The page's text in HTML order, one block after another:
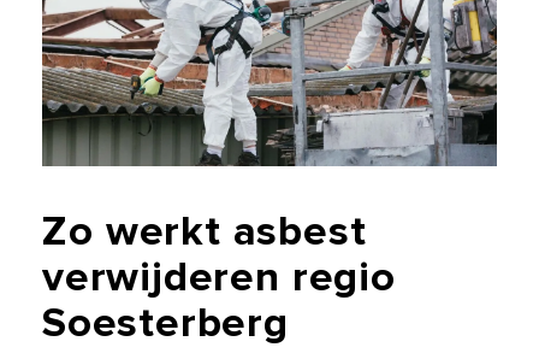
Zo werkt asbest
verwijderen regio
Soesterberg